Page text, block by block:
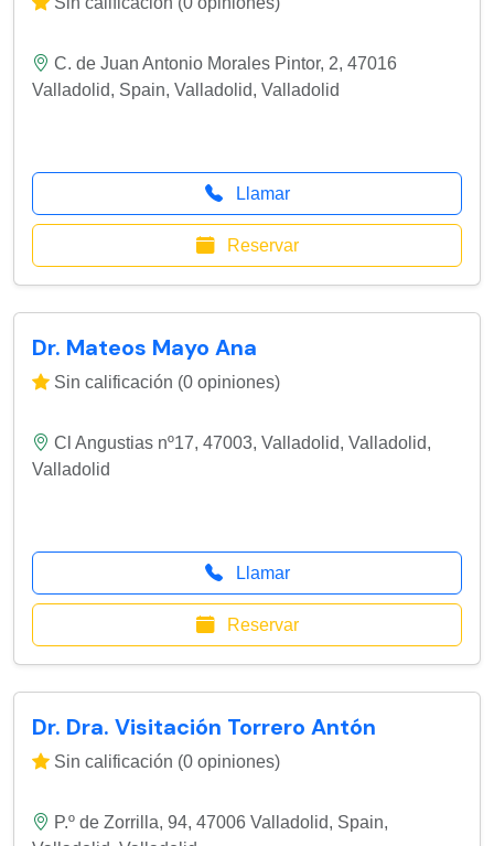
C. de Juan Antonio Morales Pintor, 2, 47016
Valladolid, Spain, Valladolid, Valladolid
Llamar
Reservar
Dr. Mateos Mayo Ana
Sin calificación (0 opiniones)
Cl Angustias nº17, 47003, Valladolid, Valladolid,
Valladolid
Llamar
Reservar
Dr. Dra. Visitación Torrero Antón
Sin calificación (0 opiniones)
P.º de Zorrilla, 94, 47006 Valladolid, Spain,